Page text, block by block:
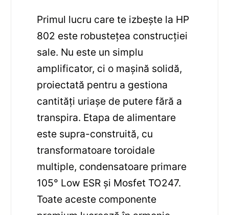
Primul lucru care te izbește la HP
802 este robustețea construcției
sale. Nu este un simplu
amplificator, ci o mașină solidă,
proiectată pentru a gestiona
cantități uriașe de putere fără a
transpira. Etapa de alimentare
este supra-construită, cu
transformatoare toroidale
multiple, condensatoare primare
105° Low ESR și Mosfet TO247.
Toate aceste componente